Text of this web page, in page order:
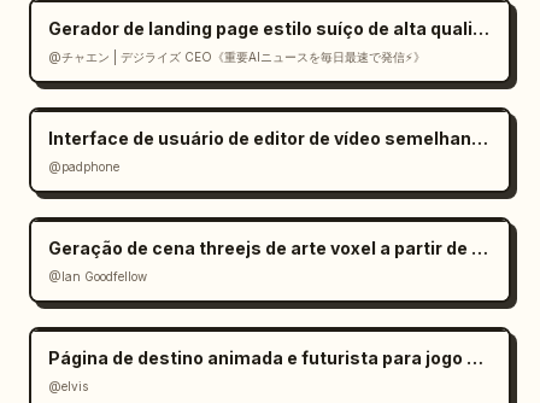
Gerador de landing page estilo suíço de alta qualidade em React
@チャエン | デジライズ CEO《重要AIニュースを毎日最速で発信⚡️》
Interface de usuário de editor de vídeo semelhante ao CapCut no Gemini
@padphone
Geração de cena threejs de arte voxel a partir de imagem
@Ian Goodfellow
Página de destino animada e futurista para jogo de IA
@elvis